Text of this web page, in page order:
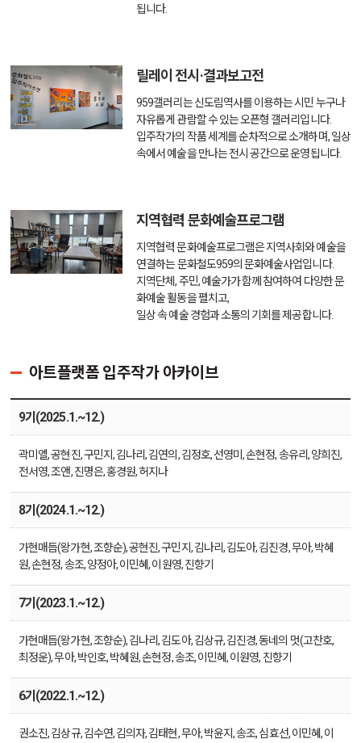
됩니다.
릴레이 전시·결과보고전
959갤러리는 신도림역사를 이용하는 시민 누구나
자유롭게 관람할 수 있는 오픈형 갤러리입니다.
입주작가의 작품 세계를 순차적으로 소개하며,일상
속에서 예술을 만나는 전시 공간으로 운영됩니다.
지역협력 문화예술프로그램
지역협력 문화예술프로그램은 지역사회와 예술을
연결하는문화철도959의 문화예술사업입니다.
지역단체, 주민, 예술가가 함께 참여하여 다양한 문
화예술 활동을 펼치고,
일상 속 예술 경험과 소통의 기회를 제공합니다.
아트플랫폼 입주작가 아카이브
9기(2025.1.~12.)
곽미엘, 공현진, 구민지, 김나리, 김연의, 김정호, 선영미, 손현정, 송유리, 양희진,
전서영, 조앤, 진명은, 홍경원, 허지나
8기(2024.1.~12.)
가현매듭(왕가현, 조향순), 공현진, 구민지, 김나리, 김도아, 김진경, 무아, 박혜
원, 손현정, 송조, 양정아, 이민혜, 이원영, 진향기
7기(2023.1.~12.)
가현매듭(왕가현, 조향순), 김나리, 김도아, 김상규, 김진경, 동네의 멋(고찬호,
최정운), 무아, 박인호, 박혜원, 손현정, 송조, 이민혜, 이원영, 진향기
6기(2022.1.~12.)
권소진, 김상규, 김수연, 김의자, 김태현, 무아, 박윤지, 송조, 심효선, 이민혜, 이